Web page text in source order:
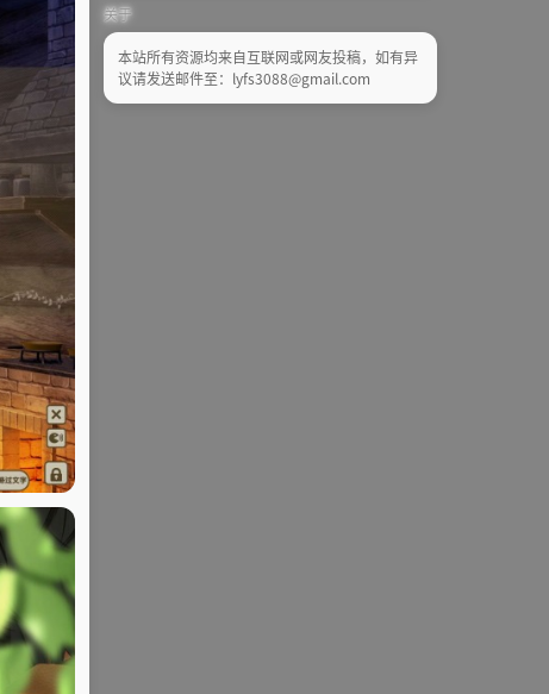
关于
本站所有资源均来自互联网或网友投稿，如有异
议请发送邮件至：lyfs3088@gmail.com